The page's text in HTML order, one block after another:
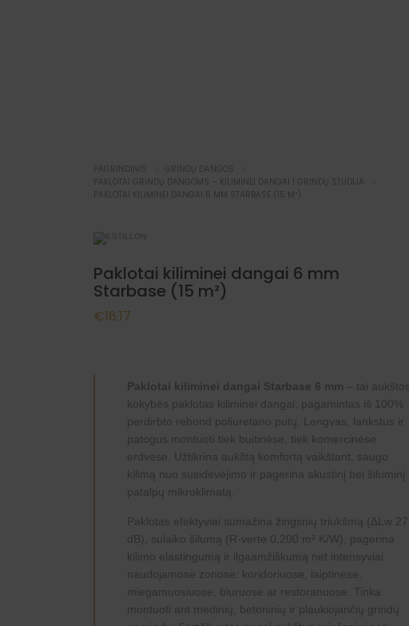
PAGRINDINIS
GRINDŲ DANGOS
PAKLOTAI GRINDŲ DANGOMS – KILIMINEI DANGAI | GRINDŲ STUDIJA
PAKLOTAI KILIMINEI DANGAI 6 MM STARBASE (15 M²)
Paklotai kiliminei dangai 6 mm
Starbase (15 m²)
€18.17
Paklotai kiliminei dangai Starbase 6 mm – tai aukštos
kokybės paklotas kiliminei dangai, pagamintas iš 100%
perdirbto rebond poliuretano putų. Lengvas, lankstus ir
patogus montuoti tiek buitinėse, tiek komercinėse
erdvėse. Užtikrina aukštą komfortą vaikštant, saugo
kilimą nuo susidėvėjimo ir pagerina akustinį bei šiluminį
patalpų mikroklimatą.
Paklotas efektyviai sumažina žingsnių triukšmą (∆Lw 27
dB), sulaiko šilumą (R-vertė 0,200 m² K/W), pagerina
kilimo elastingumą ir ilgaamžiškumą net intensyviai
naudojamose zonose: koridoriuose, laiptinėse,
miegamuosiuose, biuruose ar restoranuose. Tinka
montuoti ant medinių, betoninių ir plaukiojančių grindų